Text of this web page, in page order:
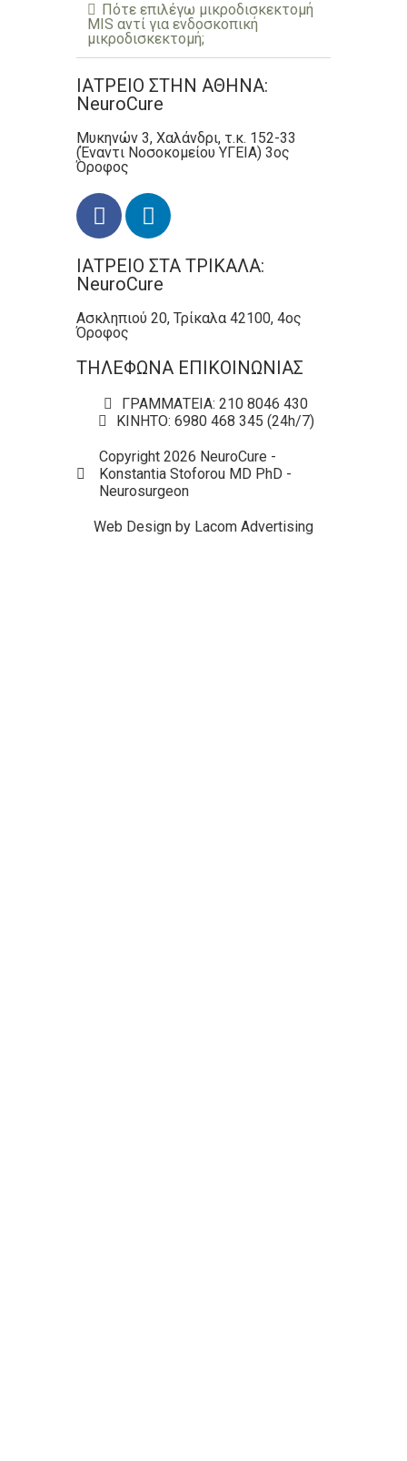
Πότε επιλέγω μικροδισκεκτομή
MIS αντί για ενδοσκοπική
μικροδισκεκτομή;
ΙΑΤΡΕΙΟ ΣΤΗΝ ΑΘΗΝΑ:
NeuroCure
Μυκηνών 3, Χαλάνδρι, τ.κ. 152-33
(Έναντι Νοσοκομείου ΥΓΕΙΑ) 3ος
Όροφος
ΙΑΤΡΕΙΟ ΣΤΑ ΤΡΙΚΑΛΑ:
NeuroCure
Ασκληπιού 20, Τρίκαλα 42100, 4ος
Όροφος
ΤΗΛΕΦΩΝΑ ΕΠΙΚΟΙΝΩΝΙΑΣ
ΓΡΑΜΜΑΤΕΙΑ: 210 8046 430
ΚΙΝΗΤΟ: 6980 468 345 (24h/7)
Copyright 2026 NeuroCure -
Konstantia Stoforou MD PhD -
Neurosurgeon
Web Design by Lacom Advertising